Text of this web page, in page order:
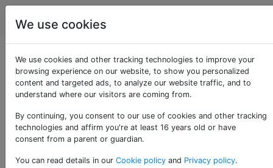
Stampa 3D
Il modo migliore per
gestire le stampanti
in resina nel tuo
spazio abitativo
We use cookies
We use cookies and other tracking technologies to improve your
browsing experience on our website, to show you personalized
content and targeted ads, to analyze our website traffic, and to
understand where our visitors are coming from.
By continuing, you consent to our use of cookies and other tracking
technologies and affirm you're at least 16 years old or have
consent from a parent or guardian.
You can read details in our Cookie policy and Privacy policy.